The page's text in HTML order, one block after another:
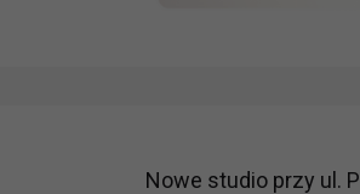
Nowe studio przy ul.